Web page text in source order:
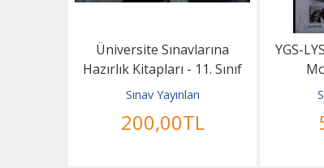
Üniversite Sınavlarına
Hazırlık Kitapları - 11. Sınıf
Fizik, Kimya,...
Sınav Yayınları
200,00TL
YGS-